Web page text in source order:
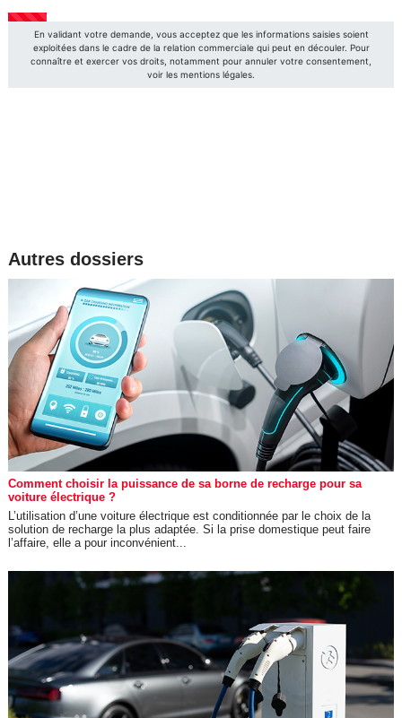
Autres dossiers
Comment choisir la puissance de sa borne de recharge pour sa
voiture électrique ?
L’utilisation d’une voiture électrique est conditionnée par le choix de la
solution de recharge la plus adaptée. Si la prise domestique peut faire
l’affaire, elle a pour inconvénient...